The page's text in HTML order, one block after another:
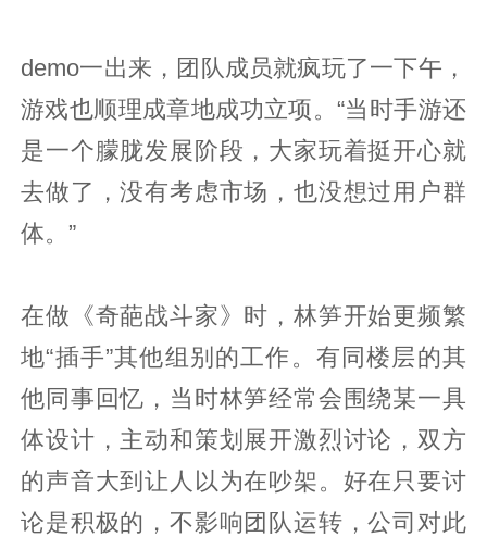
demo一出来，团队成员就疯玩了一下午，
游戏也顺理成章地成功立项。“当时手游还
是一个朦胧发展阶段，大家玩着挺开心就
去做了，没有考虑市场，也没想过用户群
体。”
在做《奇葩战斗家》时，林笋开始更频繁
地“插手”其他组别的工作。有同楼层的其
他同事回忆，当时林笋经常会围绕某一具
体设计，主动和策划展开激烈讨论，双方
的声音大到让人以为在吵架。好在只要讨
论是积极的，不影响团队运转，公司对此